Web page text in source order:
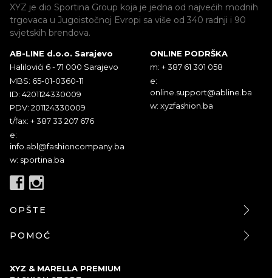
XYZ je dio Sportina Group koja je jedna od najvećih modnih
trgovaca u Jugoistočnoj Evropi sa više od 340 radnji i 90
svjetskih brendova.
AB-LINE d.o.o. Sarajevo
Halilovići 6 - 71 000 Sarajevo
MBS: 65-01-0360-11
ID: 4201124330009
PDV: 201124330009
t/fax: + 387 33 207 676
e:
info.abl@fashioncompany.ba
w: sportina.ba
ONLINE PODRŠKA
m: + 387 61 301 058
e:
online.support@abline.ba
w: xyzfashion.ba
OPŠTE
POMOĆ
XYZ & MARELLA PREMIUM